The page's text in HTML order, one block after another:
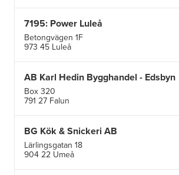
7195: Power Luleå
Betongvägen 1F
973 45 Luleå
AB Karl Hedin Bygghandel - Edsbyn
Box 320
791 27 Falun
BG Kök & Snickeri AB
Lärlingsgatan 18
904 22 Umeå